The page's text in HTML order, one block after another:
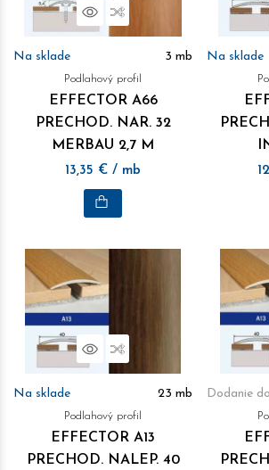
NáhľadPorovnať
Na sklade 3 mb
Podlahový profil
EFFECTOR A66
PRECHOD. NAR. 32
MERBAU 2,7 M
13,35 € / mb
Na sklade
NáhľadPorovnať
Na sklade 23 mb
Podlahový profil
EFFECTOR A13
PRECHOD. NALEP. 40
Dodanie